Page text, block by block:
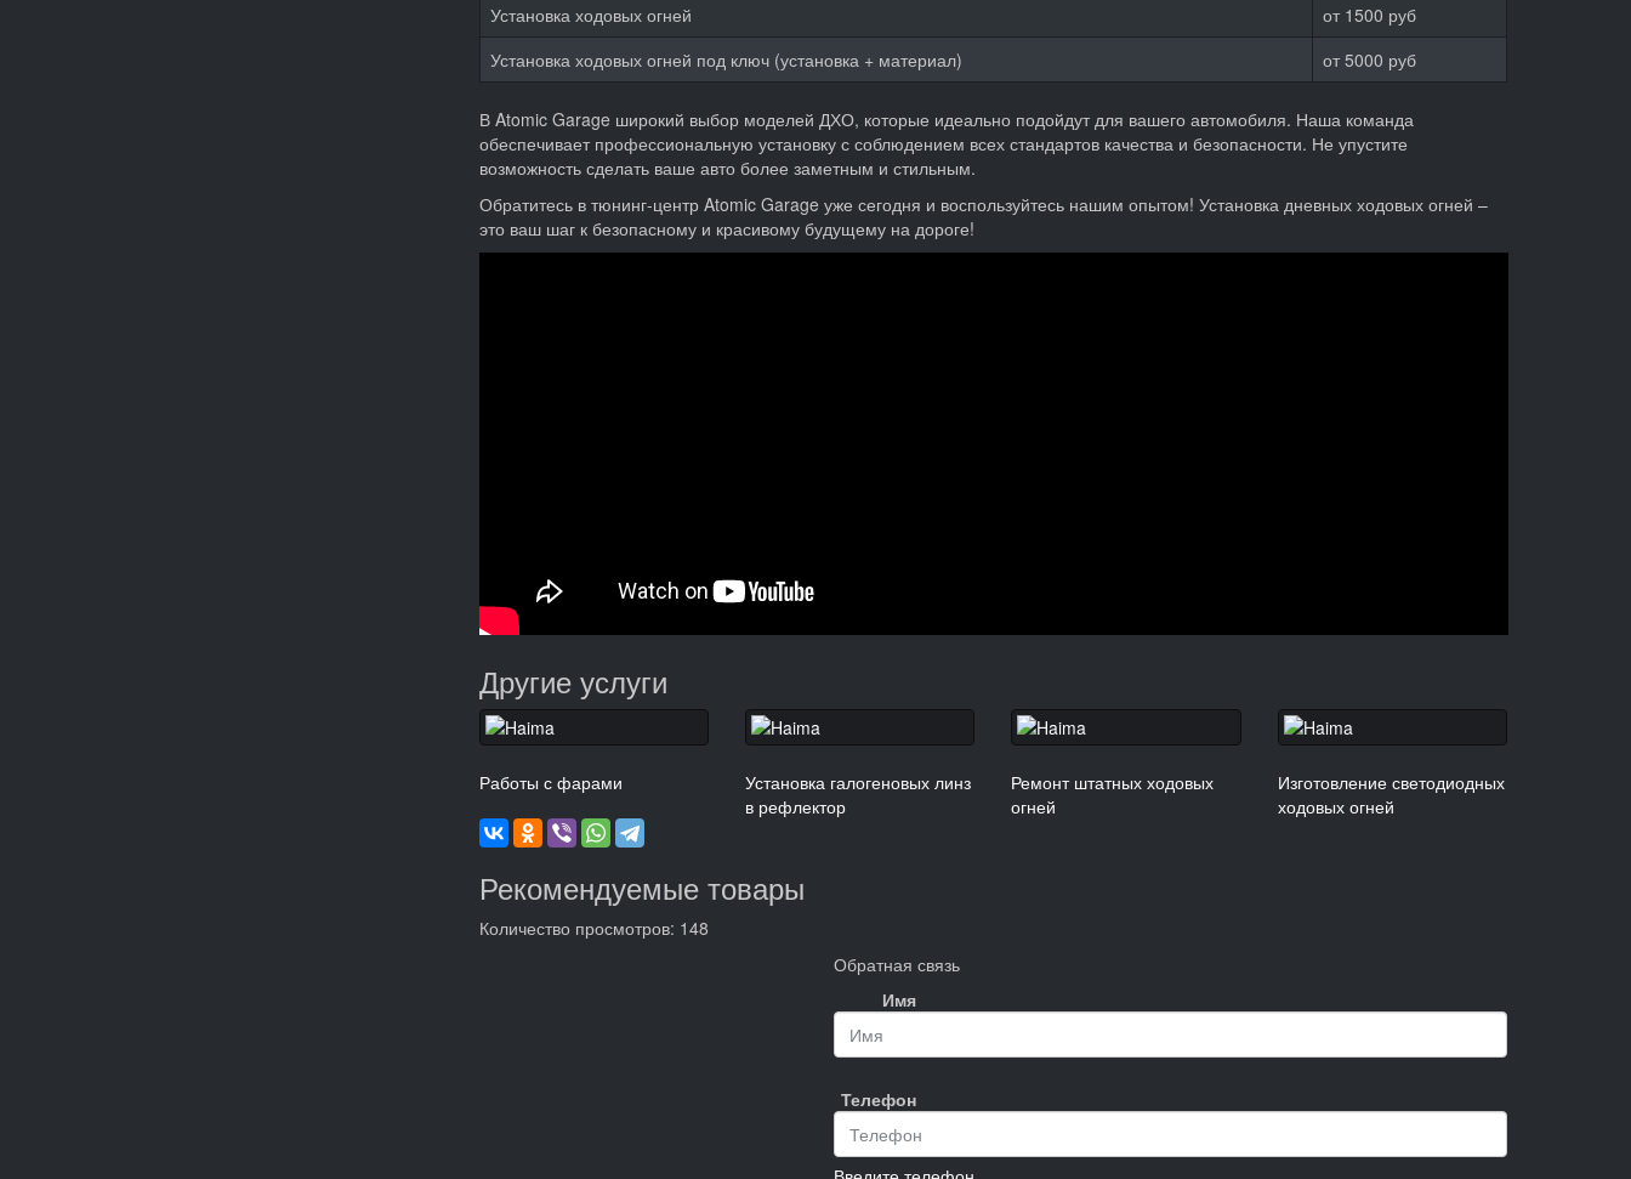
Установка ходовых огней
от 1500 руб
Установка ходовых огней под ключ (установка + материал)
от 5000 руб
В Atomic Garage широкий выбор моделей ДХО, которые идеально подойдут для вашего автомобиля. Наша команда
обеспечивает профессиональную установку с соблюдением всех стандартов качества и безопасности. Не упустите
возможность сделать ваше авто более заметным и стильным.
Обратитесь в тюнинг-центр Atomic Garage уже сегодня и воспользуйтесь нашим опытом! Установка дневных ходовых огней –
это ваш шаг к безопасному и красивому будущему на дороге!
Другие услуги
Работы с фарами
Установка галогеновых линз
в рефлектор
Ремонт штатных ходовых
огней
Изготовление светодиодных
ходовых огней
Рекомендуемые товары
Количество просмотров: 148
Обратная связь
Имя
Телефон